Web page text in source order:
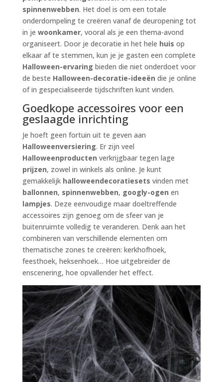
spinnenwebben. Het doel is om een totale
onderdompeling te creëren vanaf de deuropening tot
in je woonkamer, vooral als je een thema-avond
organiseert. Door je decoratie in het hele huis op
elkaar af te stemmen, kun je je gasten een complete
Halloween-ervaring bieden die niet onderdoet voor
de beste Halloween-decoratie-ideeën die je online
of in gespecialiseerde tijdschriften kunt vinden.
Goedkope accessoires voor een
geslaagde inrichting
Je hoeft geen fortuin uit te geven aan
Halloweenversiering. Er zijn veel
Halloweenproducten verkrijgbaar tegen lage
prijzen, zowel in winkels als online. Je kunt
gemakkelijk halloweendecoratiesets vinden met
ballonnen, spinnenwebben, googly-ogen en
lampjes. Deze eenvoudige maar doeltreffende
accessoires zijn genoeg om de sfeer van je
buitenruimte volledig te veranderen. Denk aan het
combineren van verschillende elementen om
thematische zones te creëren: kerkhofhoek,
feesthoek, heksenhoek… Hoe uitgebreider de
enscenering, hoe opvallender het effect.